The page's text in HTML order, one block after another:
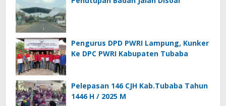
Pengurus DPD PWRI Lampung, Kunker
Ke DPC PWRI Kabupaten Tubaba
Pelepasan 146 CJH Kab.Tubaba Tahun
1446 H / 2025 M